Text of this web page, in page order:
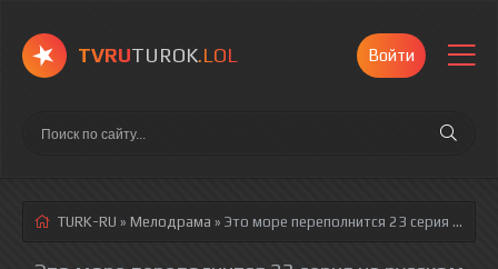
TVRUTUROK.LOL Войти
TURK-RU » Мелодрама » Это море переполнится 23 серия